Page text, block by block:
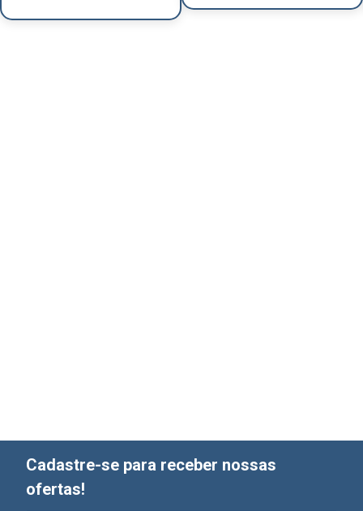
Cadastre-se para receber nossas
ofertas!